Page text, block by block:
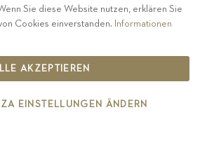
- COOKIE POLICY-
KODEX
IT00126670215
Sie diese Website nutzen, erklären Sie
Cookies einverstanden. Informationen
AKZEPTIEREN
EINSTELLUNGEN ÄNDERN